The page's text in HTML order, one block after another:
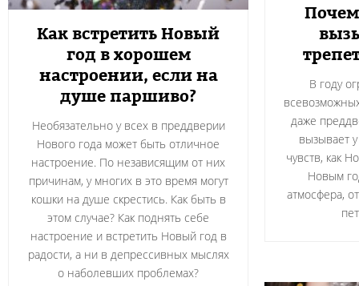
В году
даже
вызывает
чувств, как
Новым
атмосфера,
Как встретить Новый
год в хорошем
настроении, если на
душе паршиво?
Необязательно у всех в преддверии
Нового года может быть отличное
настроение. По независящим от них
причинам, у многих в это время могут
кошки на душе скрестись. Как быть в
этом случае? Как поднять себе
настроение и встретить Новый год в
радости, а ни в депрессивных мыслях
о наболевших проблемах?